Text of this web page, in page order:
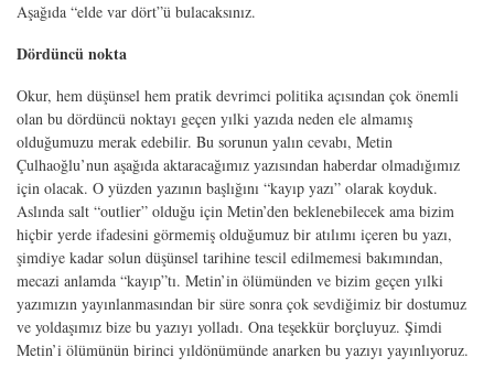
Aşağıda “elde var dört”ü bulacaksınız.
Dördüncü nokta
Okur, hem düşünsel hem pratik devrimci politika açısından çok önemli
olan bu dördüncü noktayı geçen yılki yazıda neden ele almamış
olduğumuzu merak edebilir. Bu sorunun yalın cevabı, Metin
Çulhaoğlu’nun aşağıda aktaracağımız yazısından haberdar olmadığımız
için olacak. O yüzden yazının başlığını “kayıp yazı” olarak koyduk.
Aslında salt “outlier” olduğu için Metin’den beklenebilecek ama bizim
hiçbir yerde ifadesini görmemiş olduğumuz bir atılımı içeren bu yazı,
şimdiye kadar solun düşünsel tarihine tescil edilmemesi bakımından,
mecazi anlamda “kayıp”tı. Metin’in ölümünden ve bizim geçen yılki
yazımızın yayınlanmasından bir süre sonra çok sevdiğimiz bir dostumuz
ve yoldaşımız bize bu yazıyı yolladı. Ona teşekkür borçluyuz. Şimdi
Metin’i ölümünün birinci yıldönümünde anarken bu yazıyı yayınlıyoruz.